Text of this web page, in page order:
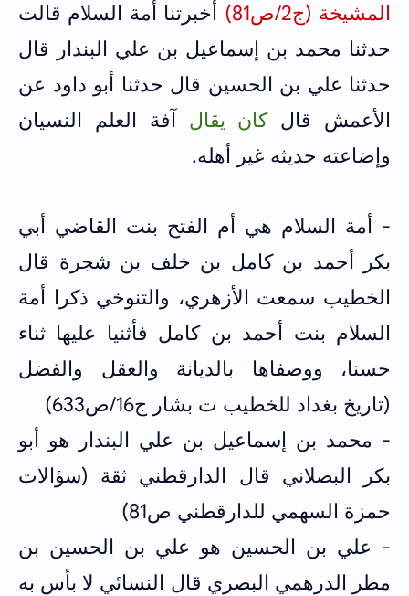
المشيخة (ج2/ص81)
أخبرتنا أمة السلام قالت
حدثنا محمد بن إسماعيل بن علي البندار قال
حدثنا علي بن الحسين قال حدثنا أبو داود عن
الأعمش قالكان يقال آفة العلم النسيان
وإضاعته حديثه غير أهله.
- أمة السلام هي أم الفتح بنت القاضي أبي
بكر أحمد بن كامل بن خلف بن شجرة قال
الخطيب سمعت الأزهري، والتنوخي ذكرا أمة
السلام بنت أحمد بن كامل فأثنيا عليها ثناء
حسنا، ووصفاها بالديانة والعقل والفضل
(تاريخ بغداد للخطيب ت بشار ج16/ص633)
- محمد بن إسماعيل بن علي البندار هو أبو
بكر البصلاني قال الدارقطني ثقة (سؤالات
حمزة السهمي للدارقطني ص81)
- علي بن الحسين هو علي بن الحسين بن
مطر الدرهمي البصري قال النسائي لا بأس به